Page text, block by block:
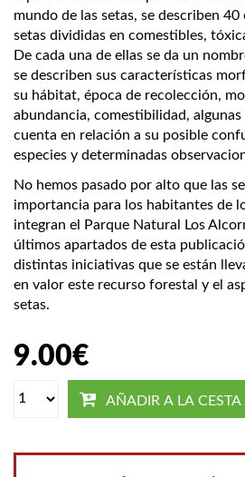
mundo de las setas, se describen
setas divididas en comestibles,
De cada una de ellas se da un
se describen sus características
su hábitat, época de recolección,
abundancia, comestibilidad,
cuenta en relación a su posible
especies y determinadas
No hemos pasado por alto que las
importancia para los habitantes de
integran el Parque Natural Los
últimos apartados de esta
distintas iniciativas que se están
en valor este recurso forestal y el
setas.
9.00€
AÑADIR A LA CESTA